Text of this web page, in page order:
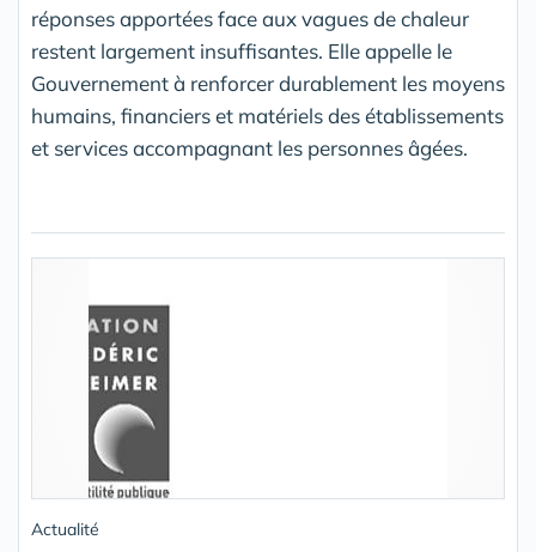
réponses apportées face aux vagues de chaleur
restent largement insuffisantes. Elle appelle le
Gouvernement à renforcer durablement les moyens
humains, financiers et matériels des établissements
et services accompagnant les personnes âgées.
Actualité